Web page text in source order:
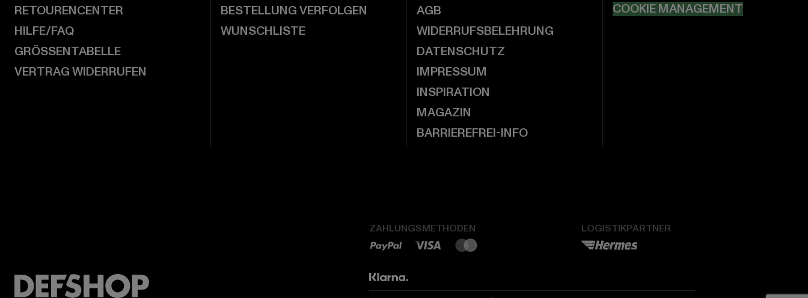
RETOURENCENTER
HILFE/FAQ
GRÖSSENTABELLE
VERTRAG WIDERRUFEN
BESTELLUNG VERFOLGEN
WUNSCHLISTE
AGB
WIDERRUFSBELEHRUNG
DATENSCHUTZ
IMPRESSUM
INSPIRATION
MAGAZIN
BARRIEREFREI-INFO
COOKIE MANAGEMENT
ZAHLUNGSMETHODEN LOGISTIKPARTNER